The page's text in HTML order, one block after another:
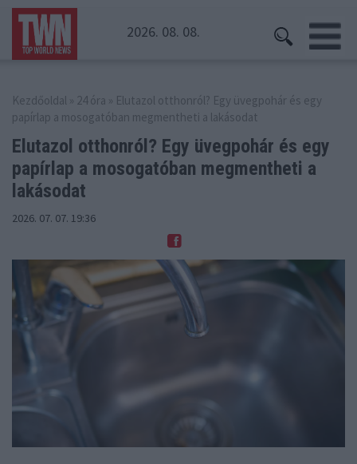
2026. 08. 08.
Kezdőoldal » 24 óra » Elutazol otthonról? Egy üvegpohár és egy
papírlap a mosogatóban megmentheti a lakásodat
Elutazol otthonról? Egy üvegpohár és egy
papírlap a mosogatóban megmentheti a
lakásodat
2026. 07. 07. 19:36